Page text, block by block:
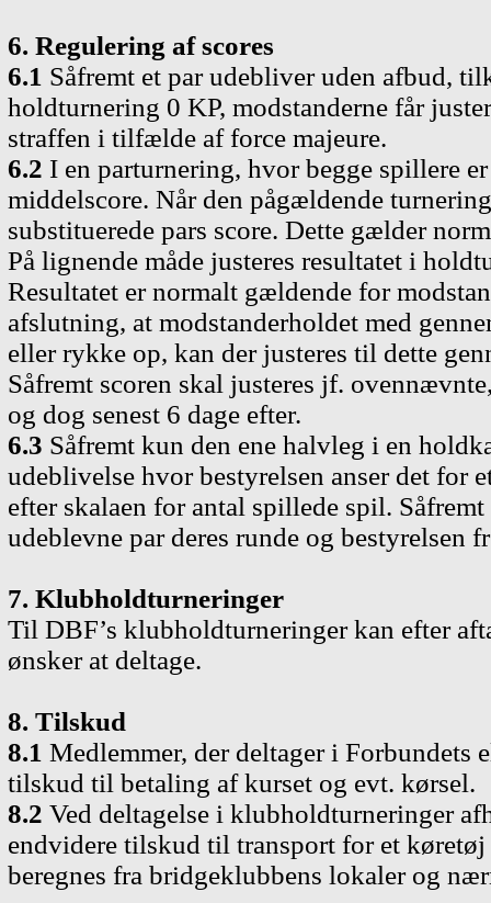
6. Regulering af scores
6.1 Såfremt et par udebliver uden afbud,
holdturnering 0 KP, modstanderne får
straffen i tilfælde af force majeure.
6.2 I en parturnering, hvor begge spillere
middelscore. Når den pågældende
substituerede pars score. Dette gælder
På lignende måde justeres resultatet i
Resultatet er normalt gældende for
afslutning, at modstanderholdet med
eller rykke op, kan der justeres til dette
Såfremt scoren skal justeres jf.
og dog senest 6 dage efter.
6.3 Såfremt kun den ene halvleg i en
udeblivelse hvor bestyrelsen anser det for
efter skalaen for antal spillede spil.
udeblevne par deres runde og bestyrelsen
7. Klubholdturneringer
Til DBF’s klubholdturneringer kan efter
ønsker at deltage.
8. Tilskud
8.1 Medlemmer, der deltager i Forbundets
tilskud til betaling af kurset og evt. kørsel.
8.2 Ved deltagelse i klubholdturneringer
endvidere tilskud til transport for et
beregnes fra bridgeklubbens lokaler og